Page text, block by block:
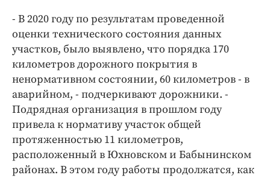
- В 2020 году по результатам проведенной
оценки технического состояния данных
участков, было выявлено, что порядка 170
километров дорожного покрытия в
ненормативном состоянии, 60 километров - в
аварийном, - подчеркивают дорожники. -
Подрядная организация в прошлом году
привела к нормативу участок общей
протяженностью 11 километров,
расположенный в Юхновском и Бабынинском
районах. В этом году работы продолжатся, как